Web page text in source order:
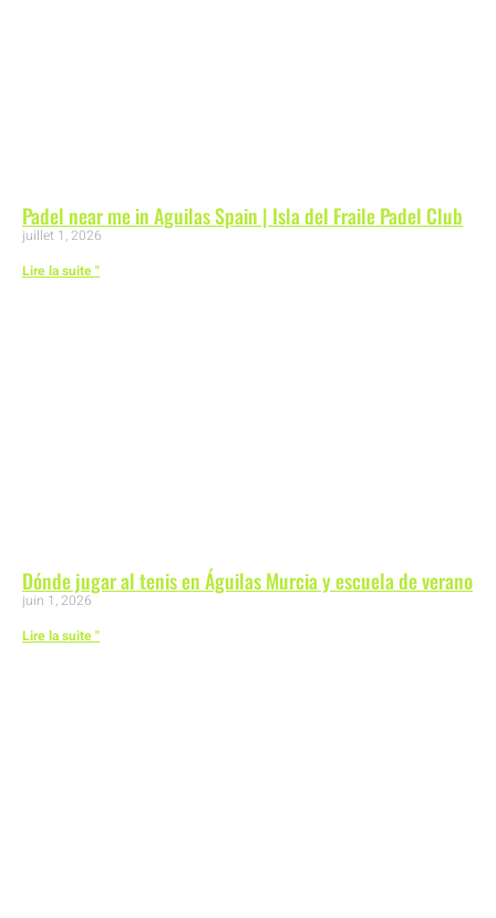
Padel near me in Aguilas Spain | Isla del Fraile Padel Club
juillet 1, 2026
Lire la suite "
Dónde jugar al tenis en Águilas Murcia y escuela de verano
juin 1, 2026
Lire la suite "